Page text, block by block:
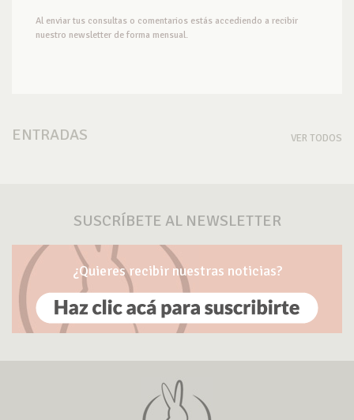
Al enviar tus consultas o comentarios estás accediendo a recibir
nuestro newsletter de forma mensual.
ENTRADAS VER TODOS
SUSCRÍBETE AL NEWSLETTER
¿Quieres recibir nuestras noticias?